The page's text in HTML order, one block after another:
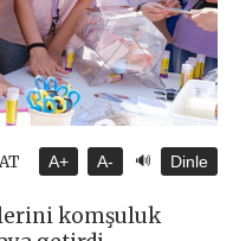
A+ A- 🔊 Dinle
komşuluk